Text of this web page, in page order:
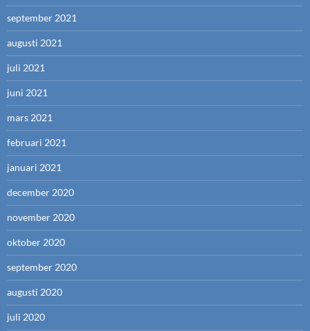
september 2021
augusti 2021
juli 2021
juni 2021
mars 2021
februari 2021
januari 2021
december 2020
november 2020
oktober 2020
september 2020
augusti 2020
juli 2020